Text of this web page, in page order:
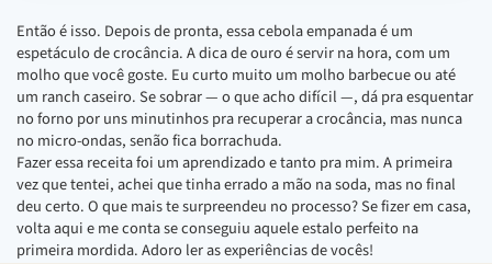
Então é isso. Depois de pronta, essa cebola empanada é um
espetáculo de crocância. A dica de ouro é servir na hora, com um
molho que você goste. Eu curto muito um molho barbecue ou até
um ranch caseiro. Se sobrar — o que acho difícil —, dá pra esquentar
no forno por uns minutinhos pra recuperar a crocância, mas nunca
no micro-ondas, senão fica borrachuda.
Fazer essa receita foi um aprendizado e tanto pra mim. A primeira
vez que tentei, achei que tinha errado a mão na soda, mas no final
deu certo. O que mais te surpreendeu no processo? Se fizer em casa,
volta aqui e me conta se conseguiu aquele estalo perfeito na
primeira mordida. Adoro ler as experiências de vocês!